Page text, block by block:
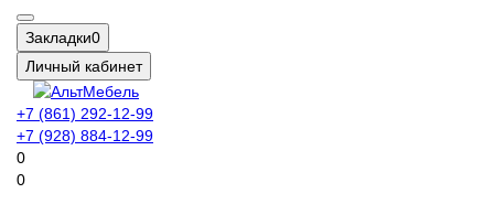
Закладки0
Личный кабинет
+7 (861) 292-12-99
+7 (928) 884-12-99
0
0